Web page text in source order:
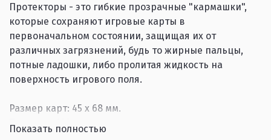
Протекторы - это гибкие прозрачные "кармашки",
которые сохраняют игровые карты в
первоначальном состоянии, защищая их от
различных загрязнений, будь то жирные пальцы,
потные ладошки, либо пролитая жидкость на
поверхность игрового поля.
Размер карт: 45 x 68 мм.
Толщина: 100 микрон
Показать полностью